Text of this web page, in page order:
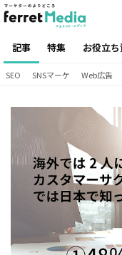
記事 特集 お役立
SEO SNSマーケ Web広告